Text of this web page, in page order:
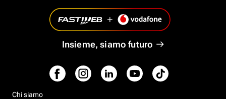
Insieme, siamo futuro
Chi siamo